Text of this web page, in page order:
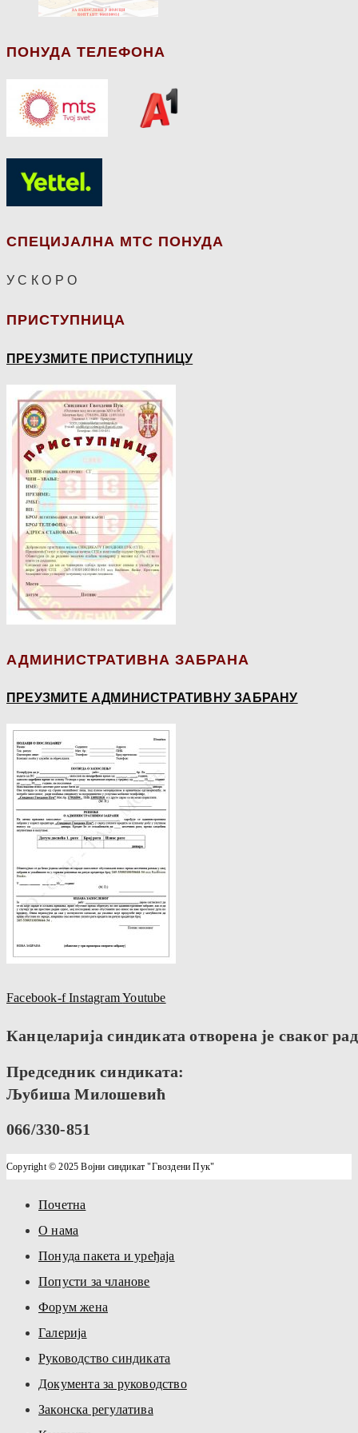
ПОНУДА ТЕЛЕФОНА
СПЕЦИЈАЛНА МТС ПОНУДА
У С К О Р О
ПРИСТУПНИЦА
ПРЕУЗМИТЕ ПРИСТУПНИЦУ
АДМИНИСТРАТИВНА ЗАБРАНА
ПРЕУЗМИТЕ АДМИНИСТРАТИВНУ ЗАБРАНУ
Facebook-f InstagramYoutube
Канцеларија синдиката отворена је сваког
Председник синдиката:
Љубиша Милошевић
066/330-851
Copyright © 2025 Војни синдикат "Гвоздени Пук"
Почетна
О нама
Понуда пакета и уређаја
Попусти за чланове
Форум жена
Галерија
Руководство синдиката
Документа за руководство
Законска регулатива